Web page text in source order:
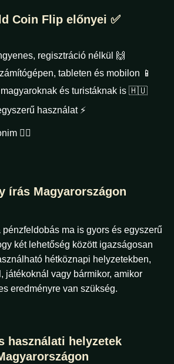
Coin Flip előnyei ✅
regisztráció nélkül 🙌
tableten és mobilon 📱
és turistáknak is 🇭🇺
használat ⚡
🕵️‍♂️
írás Magyarországon
pénzfeldobás ma is gyors és egyszerű
két lehetőség között igazságosan
hétköznapi helyzetekben,
játékoknál vagy bármikor, amikor
eredményre van szükség.
használati helyzetek